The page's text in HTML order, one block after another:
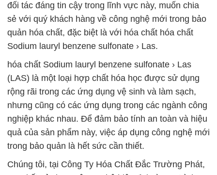
đối tác đáng tin cậy trong lĩnh vực này, muốn chia
sẻ với quý khách hàng về công nghệ mới trong bảo
quản hóa chất, đặc biệt là với hóa chất hóa chất
Sodium lauryl benzene sulfonate › Las.
hóa chất Sodium lauryl benzene sulfonate › Las
(LAS) là một loại hợp chất hóa học được sử dụng
rộng rãi trong các ứng dụng vệ sinh và làm sạch,
nhưng cũng có các ứng dụng trong các ngành công
nghiệp khác nhau. Để đảm bảo tính an toàn và hiệu
quả của sản phẩm này, việc áp dụng công nghệ mới
trong bảo quản là hết sức cần thiết.
Chúng tôi, tại Công Ty Hóa Chất Đắc Trường Phát,